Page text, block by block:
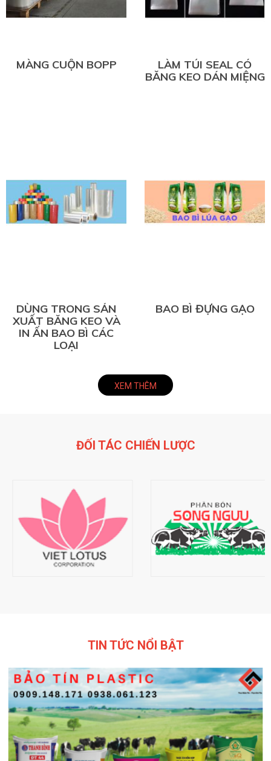
MÀNG CUỘN BOPP
LÀM TÚI SEAL CÓ
BĂNG KEO DÁN MIỆNG
DÙNG TRONG SẢN
XUẤT BĂNG KEO VÀ
IN ẤN BAO BÌ CÁC
LOẠI
BAO BÌ ĐỰNG GẠO
XEM THÊM
ĐỐI TÁC CHIẾN LƯỢC
TIN TỨC NỔI BẬT